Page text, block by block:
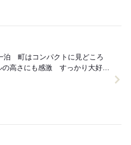
泊 町はコンパクトに見どころ
の高さにも感激 すっかり大好き